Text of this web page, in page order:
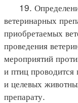
19.
ветеринарных
приобретаемых
проведения
мероприятий
и птиц
и целевых
препарату.